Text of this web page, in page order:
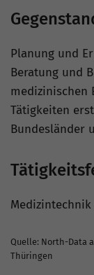
Planung und
Beratung und
medizinischen
Tätigkeiten
Bundesländer
Medizintechnik
Quelle: North-Data
Thüringen